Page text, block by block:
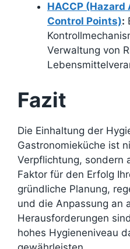
HACCP
Control Points):
Verwaltung von
Fazit
Die Einhaltung der
Gastronomieküche ist
Verpflichtung, sondern
Faktor für den Erfolg
gründliche Planung,
und die Anpassung an
Herausforderungen
hohes Hygieneniveau